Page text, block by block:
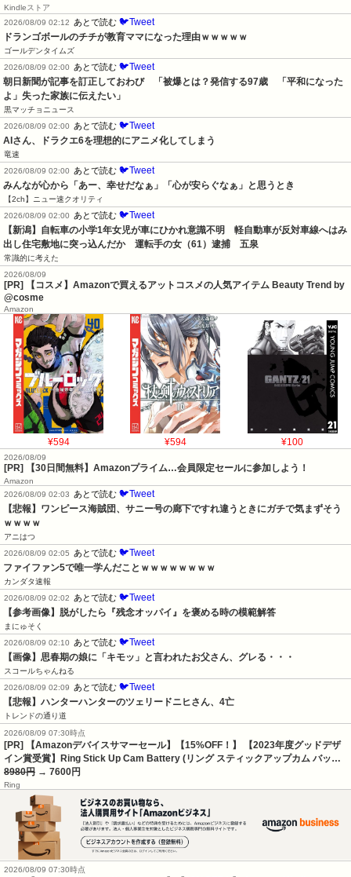
Kindleストア
2026/08/09 02:12
あとで読む 🐦Tweet
ドランゴボールのチチが教育ママになった理由ｗｗｗｗｗ
ゴールデンタイムズ
2026/08/09 02:00
あとで読む 🐦Tweet
朝日新聞が記事を訂正しておわび　「被爆とは？発信する97歳　「平和になった
よ」失った家族に伝えたい」
黒マッチョニュース
2026/08/09 02:00
あとで読む 🐦Tweet
AIさん、ドラクエ6を理想的にアニメ化してしまう
竜速
2026/08/09 02:00
あとで読む 🐦Tweet
みんなが心から「あー、幸せだなぁ」「心が安らぐなぁ」と思うとき
【2ch】ニュー速クオリティ
2026/08/09 02:00
あとで読む 🐦Tweet
【新潟】自転車の小学1年女児が車にひかれ意識不明　軽自動車が反対車線へはみ
出し住宅敷地に突っ込んだか　運転手の女（61）逮捕　五泉
常識的に考えた
2026/08/09
[PR] 【コスメ】Amazonで買えるアットコスメの人気アイテム Beauty Trend by
@cosme
Amazon
¥594 ¥594 ¥100
2026/08/09
[PR] 【30日間無料】Amazonプライム…会員限定セールに参加しよう！
Amazon
2026/08/09 02:03
あとで読む 🐦Tweet
【悲報】ワンピース海賊団、サニー号の廊下ですれ違うときにガチで気まずそう
ｗｗｗｗ
アニはつ
2026/08/09 02:05
あとで読む 🐦Tweet
ファイファン5で唯一学んだことｗｗｗｗｗｗｗｗ
カンダタ速報
2026/08/09 02:02
あとで読む 🐦Tweet
【参考画像】脱がしたら『残念オッパイ』を褒める時の模範解答
まにゅそく
2026/08/09 02:10
あとで読む 🐦Tweet
【画像】思春期の娘に「キモッ」と言われたお父さん、グレる・・・
スコールちゃんねる
2026/08/09 02:09
あとで読む 🐦Tweet
【悲報】ハンターハンターのツェリードニヒさん、4亡
トレンドの通り道
2026/08/09 07:30時点
[PR] 【Amazonデバイスサマーセール】【15%OFF！】 【2023年度グッドデザ
イン賞受賞】Ring Stick Up Cam Battery (リング スティックアップカム バッ…
8980円 → 7600円
Ring
2026/08/09 07:30時点